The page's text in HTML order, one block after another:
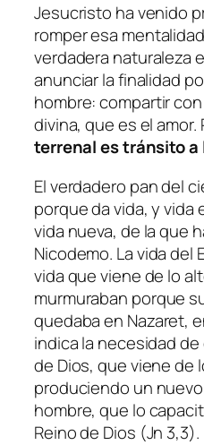
Jesucristo ha venido
romper esa
verdadera naturaleza
anunciar la finalidad
hombre: compartir
divina, que es el amor.
terrenal es tránsito a
El verdadero pan del
porque da vida, y vida
vida nueva, de la que
Nicodemo. La vida del
vida que viene de lo
murmuraban porque
quedaba en Nazaret,
indica la necesidad
de Dios, que viene de
produciendo un
hombre, que lo
Reino de Dios (Jn 3,3).